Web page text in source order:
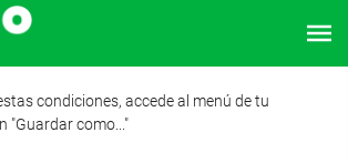
condiciones, accede al menú de tu
"Guardar como..."